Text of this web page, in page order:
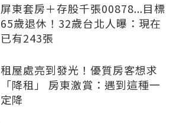
屏東套房＋存股千張00878...目標
65歲退休！32歲台北人曝：現在
已有243張
租屋處亮到發光！優質房客想求
「降租」 房東激賞：遇到這種一
定降